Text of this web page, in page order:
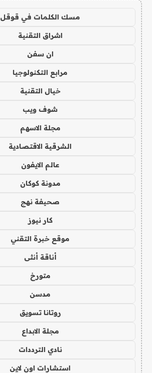
مسك الكلمات في قوقل
اشراق التقنية
ان سفن
مرابع التكنولوجيا
خيال التقنية
شوف ويب
مجلة الاسهم
الشرقية الاقتصادية
عالم الايفون
مدونة كوكان
صحيفة نهج
كار نيوز
موقع خبرة التقني
أناقة أنثى
متورخ
مدسن
روتانا تسويق
مجلة الابداع
نادي الترددات
استشارات اون لاين